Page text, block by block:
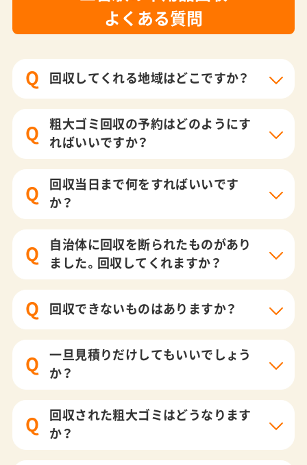
よくある質問
Q 回収してくれる地域はどこですか？
Q
粗大ゴミ回収の予約はどのようにす
ればいいですか？
Q
回収当日まで何をすればいいです
か？
Q
自治体に回収を断られたものがあり
ました。回収してくれますか？
Q 回収できないものはありますか？
Q
一旦見積りだけしてもいいでしょう
か？
Q
回収された粗大ゴミはどうなります
か？